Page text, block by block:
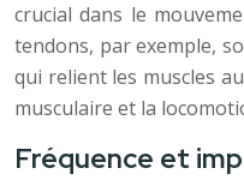
crucial dans le
tendons, par exemple,
qui relient les muscles
musculaire et la
Fréquence et